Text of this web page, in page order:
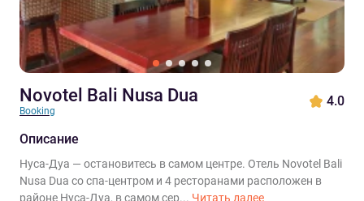
Novotel Bali Nusa Dua
Booking
4.0
Описание
Нуса-Дуа — остановитесь в самом центре. Отель Novotel Bali
Nusa Dua со спа-центром и 4 ресторанами расположен в
районе Нуса-Дуа, в самом сер... Читать далее